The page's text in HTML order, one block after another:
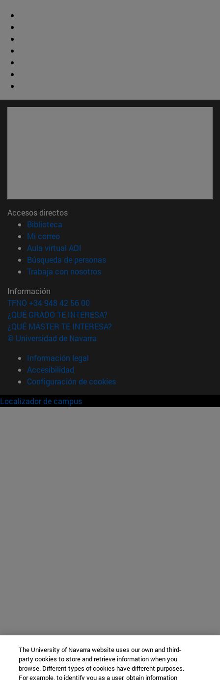
Accesos directos
Biblioteca
Mi correo(abre en nueva ventana)
Aula virtual ADI
Búsqueda de personas(abre en nueva ventana)
Trabaja con nosotros(abre en nueva ventana)
Información
TFNO +34 948 42 56 00
¿QUÉ GRADO TE INTERESA?
¿QUÉ MÁSTER TE INTERESA?
© Universidad de Navarra
Información legal
Accesibilidad
Configuración de cookies
Localizador de campus
The University of Navarra website uses our own and third-
party cookies to store and retrieve information when you
browse. Different types of cookies have different purposes.
For example, to identify you as a user, obtain information